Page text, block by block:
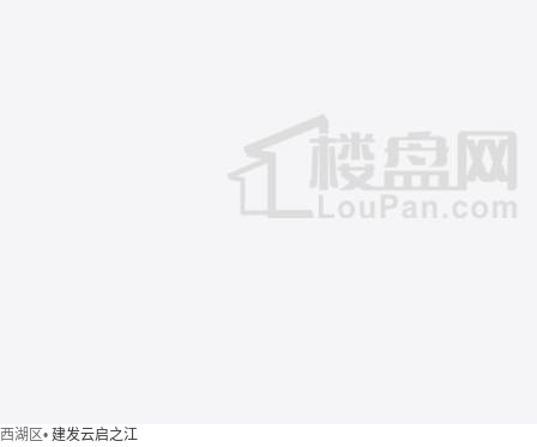
西湖区• 建发云启之江